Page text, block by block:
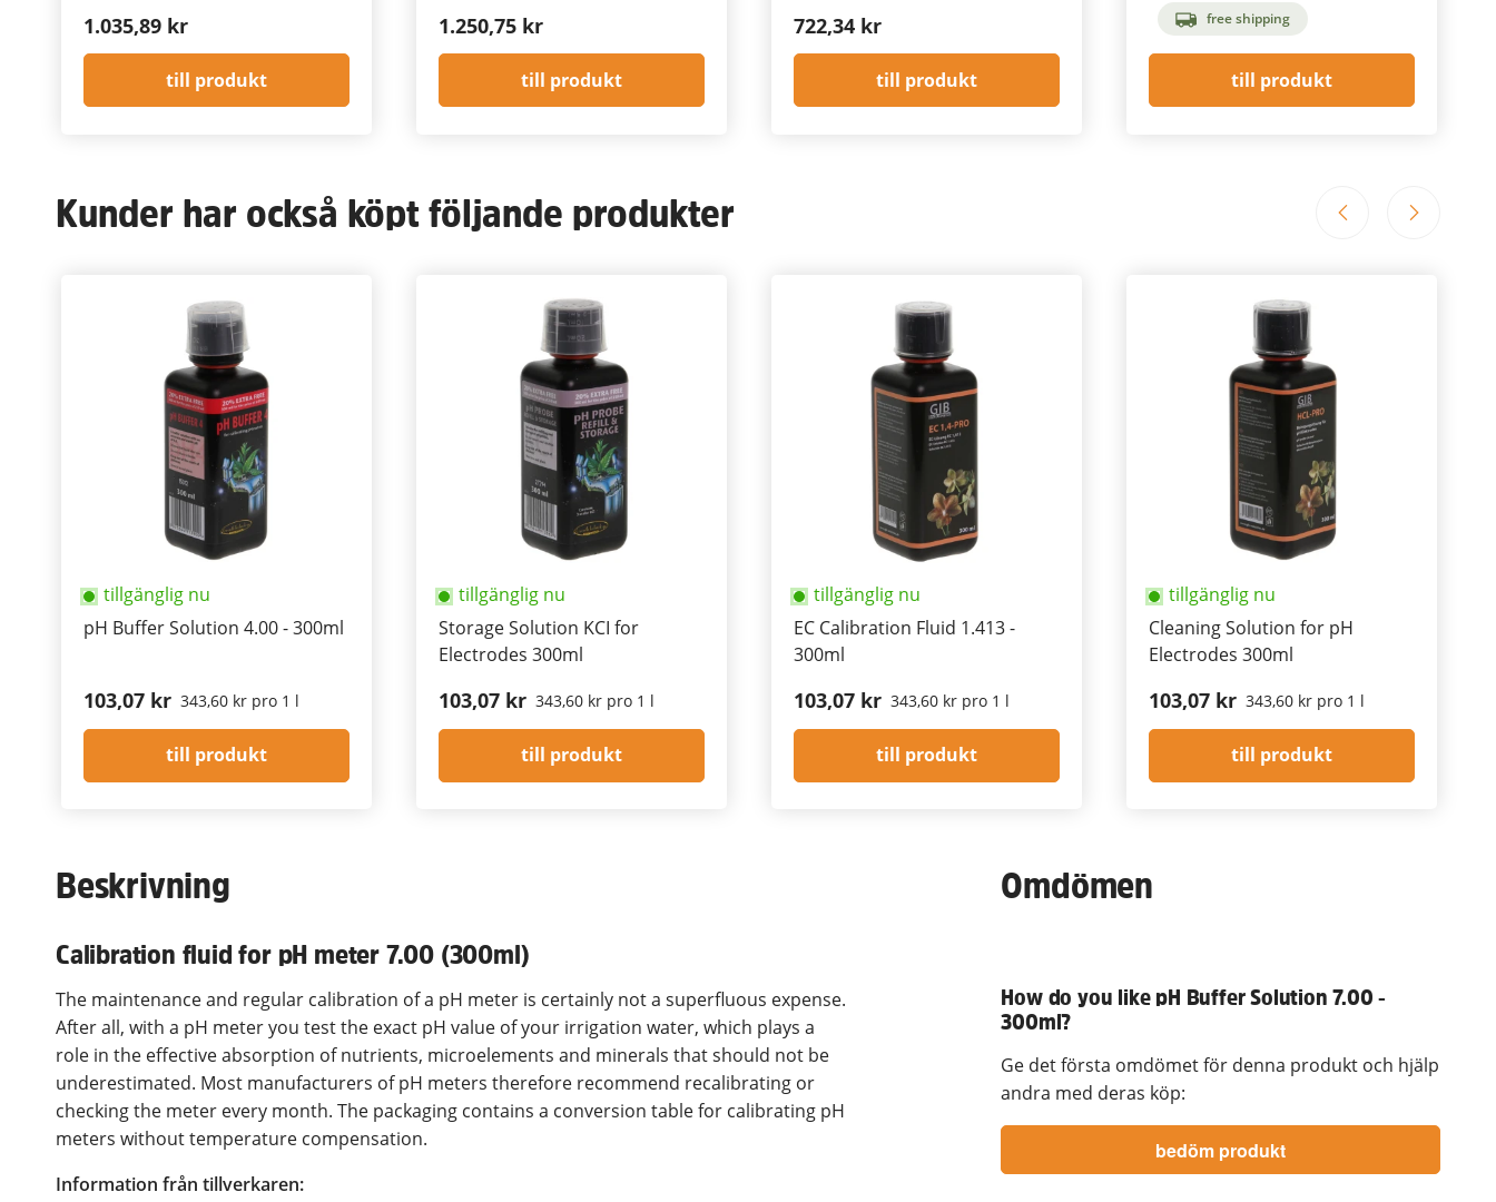
1.035,89 kr
till produkt
1.250,75 kr
till produkt
722,34 kr
till produkt
free shipping
till produkt
Kunder har också köpt följande produkter
tillgänglig nu
pH Buffer Solution 4.00 - 300ml
103,07 kr 343,60 kr pro 1 l
till produkt
tillgänglig nu
Storage Solution KCI for
Electrodes 300ml
103,07 kr 343,60 kr pro 1 l
till produkt
tillgänglig nu
EC Calibration Fluid 1.413 -
300ml
103,07 kr 343,60 kr pro 1 l
till produkt
tillgänglig nu
Cleaning Solution for pH
Electrodes 300ml
103,07 kr 343,60 kr pro 1 l
till produkt
Beskrivning
Calibration fluid for pH meter 7.00 (300ml)
The maintenance and regular calibration of a pH meter is certainly not a superfluous expense.
After all, with a pH meter you test the exact pH value of your irrigation water, which plays a
role in the effective absorption of nutrients, microelements and minerals that should not be
underestimated. Most manufacturers of pH meters therefore recommend recalibrating or
checking the meter every month. The packaging contains a conversion table for calibrating pH
meters without temperature compensation.
Information från tillverkaren:
Omdömen
How do you like pH Buffer Solution 7.00 -
300ml?
Ge det första omdömet för denna produkt och hjälp
andra med deras köp: